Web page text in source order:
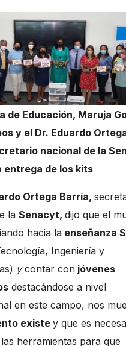
de Educación, Maruja
y el Dr. Eduardo
nacional de la
entrega de los kits
Ortega Barría,
la Senacyt, dijo que el
hacia la enseñanza
Ingeniería y
ycontar con jóvenes
destacándose a nivel
en este campo, nos
existe y que es
herramientas para que